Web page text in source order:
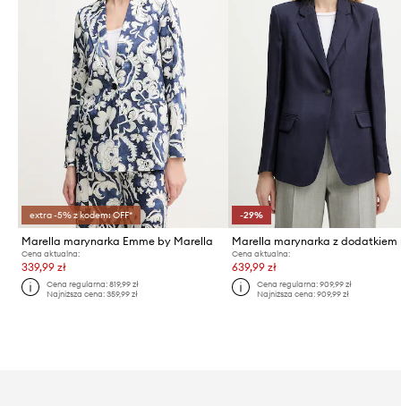
extra -5% z kodem: OFF*
Marella marynarka Emme by Marella
Cena aktualna:
339,99 zł
Cena regularna:819,99 zł
Najniższa cena:359,99 zł
-29%
Cena aktualna:
639,99 zł
Cena regularna: 909,99 zł
Najniższa cena: 909,99 zł